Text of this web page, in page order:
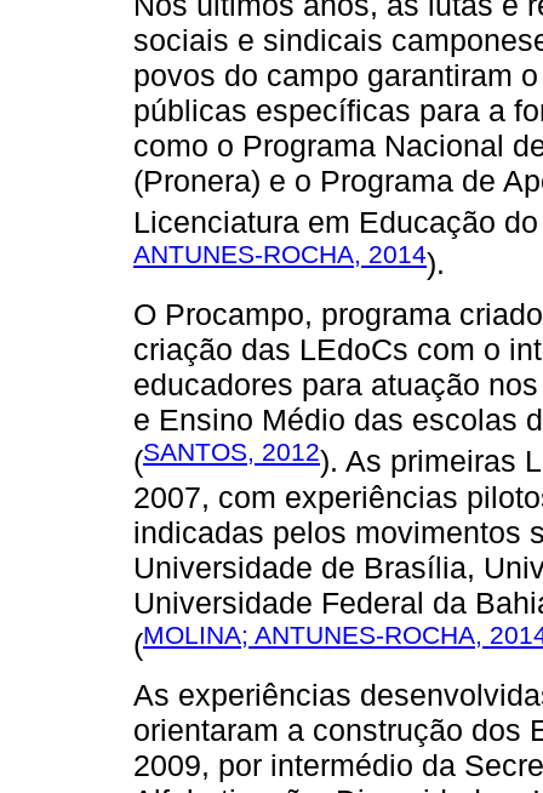
sociais e sindicais
povos do campo garantiram
públicas específicas para a
como o Programa Nacional
(Pronera) e o Programa de
Licenciatura em Educação
ANTUNES-ROCHA, 2014).
O Procampo, programa
criação das LEdoCs com o
educadores para atuação
e Ensino Médio das escolas
(SANTOS, 2012). As primeiras
2007, com experiências
indicadas pelos movimentos
Universidade de Brasília,
Universidade Federal da
(MOLINA; ANTUNES-ROCHA,
As experiências
orientaram a construção dos
2009, por intermédio da